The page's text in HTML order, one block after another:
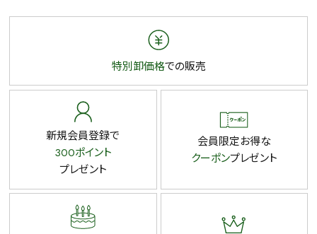
特別卸価格での販売
新規会員登録で
300ポイント
プレゼント
会員限定お得な
クーポンプレゼント